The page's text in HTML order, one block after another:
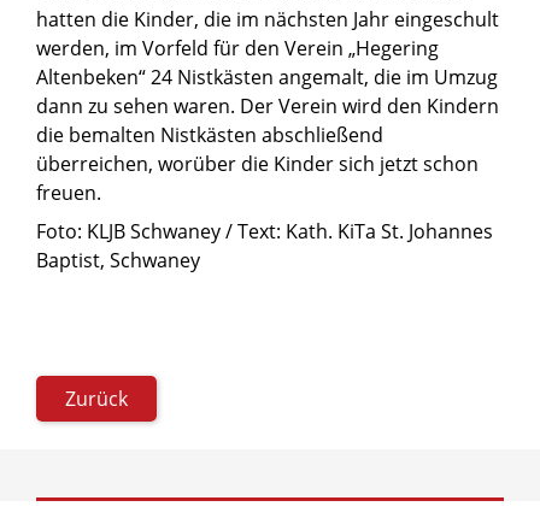
hatten die Kinder, die im nächsten Jahr eingeschult
werden, im Vorfeld für den Verein „Hegering
Altenbeken“ 24 Nistkästen angemalt, die im Umzug
dann zu sehen waren. Der Verein wird den Kindern
die bemalten Nistkästen abschließend
überreichen, worüber die Kinder sich jetzt schon
freuen.
Foto: KLJB Schwaney / Text: Kath. KiTa St. Johannes
Baptist, Schwaney
Zurück